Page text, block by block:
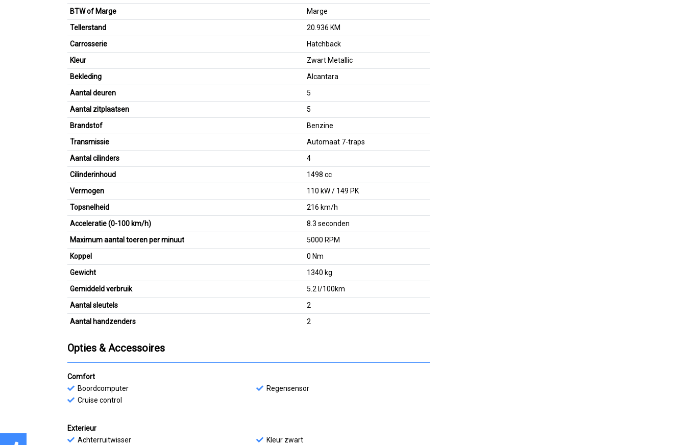
BTW of Marge
Marge
Tellerstand
20.936 KM
Carrosserie
Hatchback
Kleur
Zwart Metallic
Bekleding
Alcantara
Aantal deuren
5
Aantal zitplaatsen
5
Brandstof
Benzine
Transmissie
Automaat 7-traps
Aantal cilinders
4
Cilinderinhoud
1498 cc
Vermogen
110 kW / 149 PK
Topsnelheid
216 km/h
Acceleratie (0-100 km/h)
8.3 seconden
Maximum aantal toeren per minuut
5000 RPM
Koppel
0 Nm
Gewicht
1340 kg
Gemiddeld verbruik
5.2 l/100km
Aantal sleutels
2
Aantal handzenders
2
Opties & Accessoires
Comfort
Boordcomputer
Cruise control
Regensensor
Exterieur
Achterruitwisser
Kleur zwart